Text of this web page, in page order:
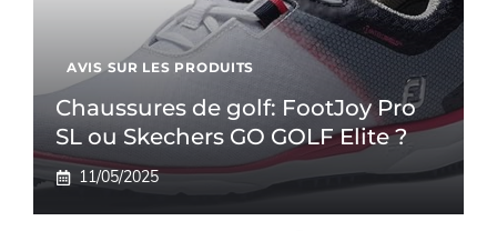
AVIS SUR LES PRODUITS
Chaussures de golf: FootJoy Pro
SL ou Skechers GO GOLF Elite ?
11/05/2025